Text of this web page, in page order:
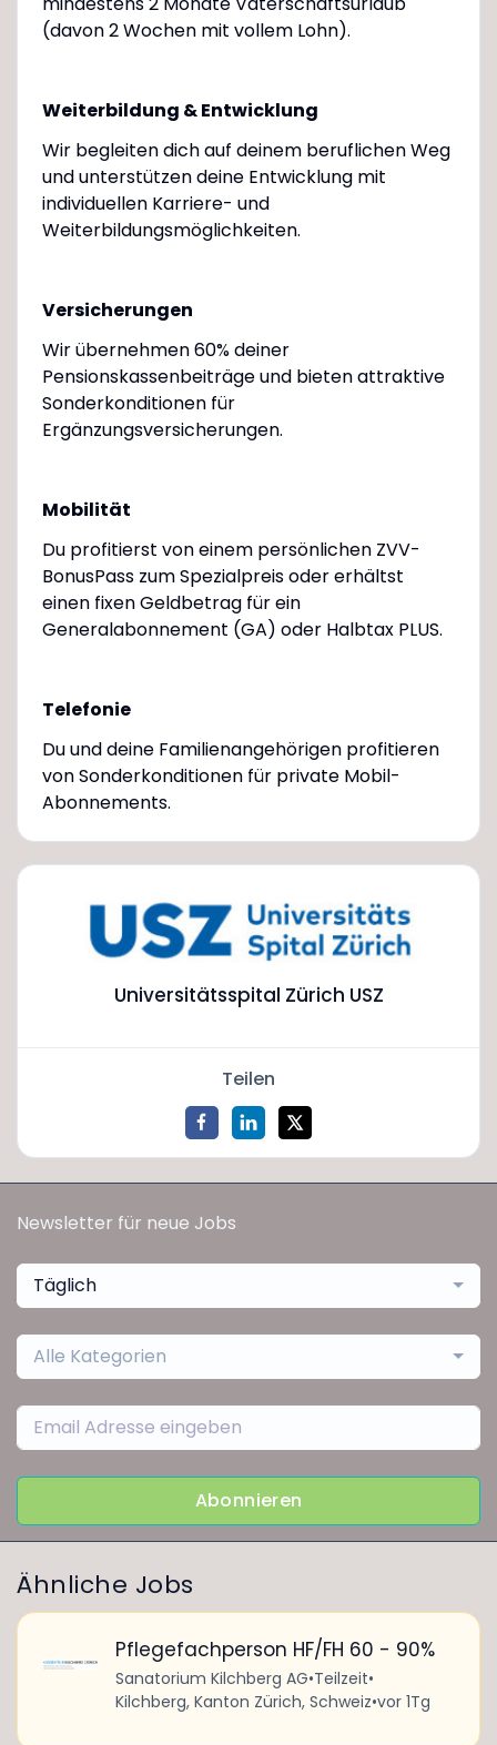
(davon 2 Wochen mit vollem Lohn).
Weiterbildung & Entwicklung
Wir begleiten dich auf deinem beruflichen Weg
und unterstützen deine Entwicklung mit
individuellen Karriere- und
Weiterbildungsmöglichkeiten.
Versicherungen
Wir übernehmen 60% deiner
Pensionskassenbeiträge und bieten attraktive
Sonderkonditionen für
Ergänzungsversicherungen.
Mobilität
Du profitierst von einem persönlichen ZVV-
BonusPass zum Spezialpreis oder erhältst
einen fixen Geldbetrag für ein
Generalabonnement (GA) oder Halbtax PLUS.
Telefonie
Du und deine Familienangehörigen profitieren
von Sonderkonditionen für private Mobil-
Abonnements.
Universitätsspital Zürich USZ
Teilen
Newsletter für neue Jobs
Täglich
Alle Kategorien
Abonnieren
Ähnliche Jobs
Pflegefachperson HF/FH 60 - 90%
Sanatorium Kilchberg AG•Teilzeit•
Kilchberg, Kanton Zürich, Schweiz•vor 1Tg